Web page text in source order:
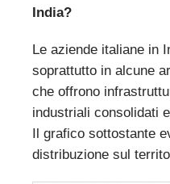
India?
Le aziende italiane in
soprattutto in alcune
che offrono
industriali consolidati
Il grafico sottostante
distribuzione sul